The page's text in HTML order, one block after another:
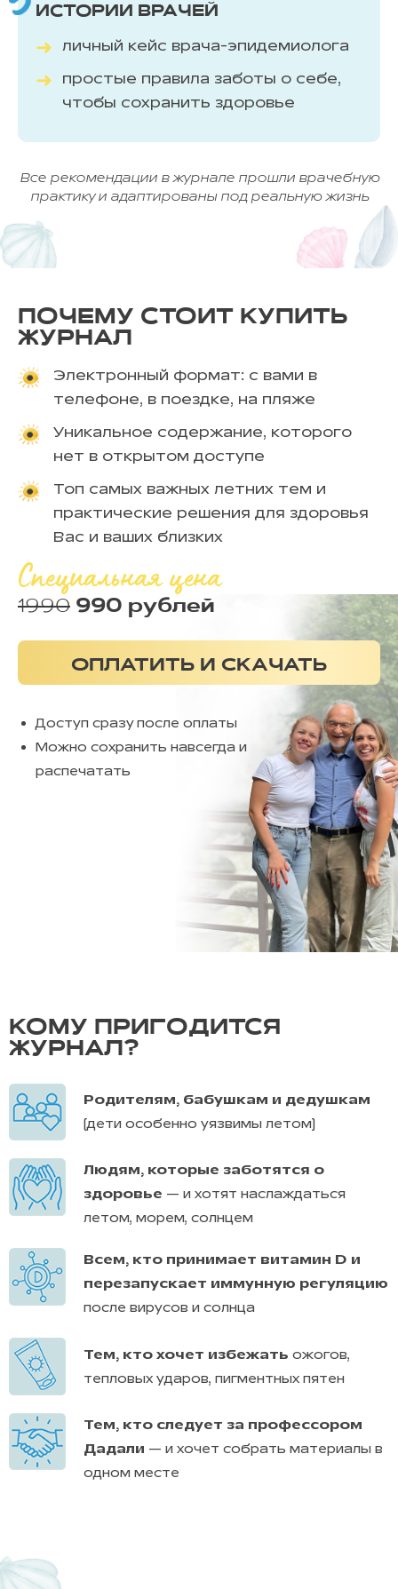
ИСТОРИИ ВРАЧЕЙ
личный кейс врача-эпидемиолога
простые правила заботы о себе,
чтобы сохранить здоровье
Все рекомендации в журнале прошли врачебную
практику и адаптированы под реальную жизнь
ПОЧЕМУ СТОИТ КУПИТЬ
ЖУРНАЛ
Электронный формат: с вами в
телефоне, в поездке, на пляже
Уникальное содержание, которого
нет в открытом доступе
Топ самых важных летних тем и
практические решения для здоровья
Вас и ваших близких
Специальная цена
1990 990 рублей
ОПЛАТИТЬ И СКАЧАТЬ
Доступ сразу после оплаты
Можно сохранить навсегда и
распечатать
КОМУ ПРИГОДИТСЯ
ЖУРНАЛ?
Родителям, бабушкам и дедушкам
(дети особенно уязвимы летом)
Людям, которые заботятся о
здоровье — и хотят наслаждаться
летом, морем, солнцем
Всем, кто принимает витамин D и
перезапускает иммунную регуляцию
после вирусов и солнца
Тем, кто хочет избежать ожогов,
тепловых ударов, пигментных пятен
Тем, кто следует за профессором
Дадали — и хочет собрать материалы в
одном месте